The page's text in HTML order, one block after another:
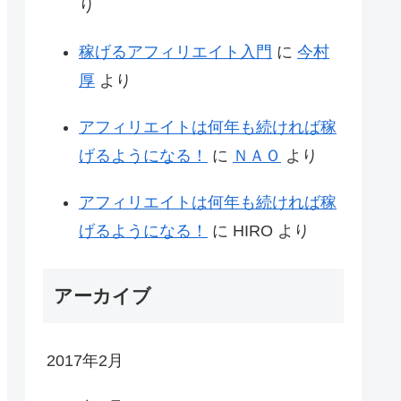
り
稼げるアフィリエイト入門 に 今村
厚 より
アフィリエイトは何年も続ければ稼
げるようになる！
に ＮＡＯ より
アフィリエイトは何年も続ければ稼
げるようになる！
に HIRO より
アーカイブ
2017年2月